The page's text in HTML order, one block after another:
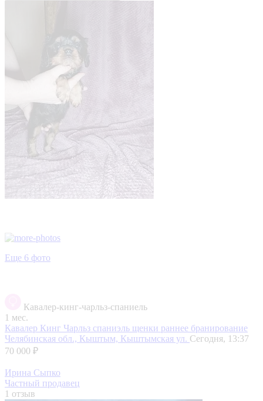
Еще 6 фото
Кавалер-кинг-чарльз-спаниель
1 мес.
Кавалер Кинг Чарльз спаниэль щенки раннее бранирование
Челябинская обл., Кыштым, Кыштымская ул. Сегодня, 13:37
70 000 ₽
Ирина Сыпко
Частный продавец
1 отзыв